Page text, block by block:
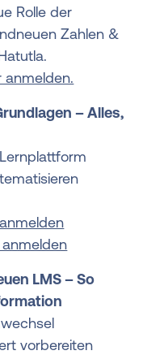
Rolle der
Zahlen &
anmelden.
– Alles,
anmelden
LMS – So
vorbereiten